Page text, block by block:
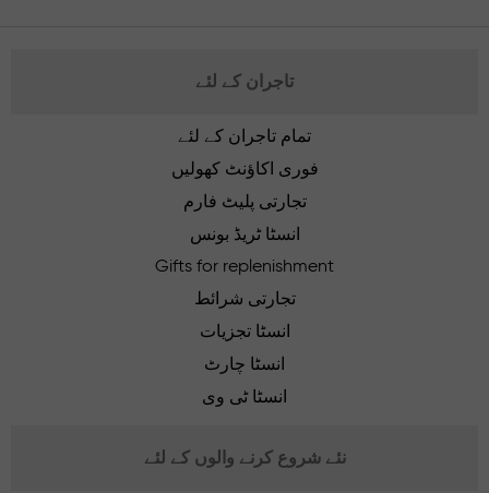
تاجران کے لئے
تمام تاجران کے لئے
فوری اکاؤنٹ کھولیں
تجارتی پلیٹ فارم
انسٹا ٹریڈ بونس
Gifts for replenishment
تجارتی شرائط
انسٹا تجزیات
انسٹا چارٹ
انسٹا ٹی وی
نئے شروع کرنے والوں کے لئے